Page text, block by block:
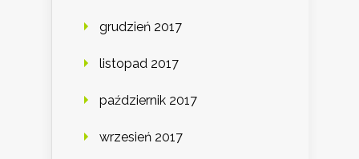
grudzień 2017
listopad 2017
październik 2017
wrzesień 2017